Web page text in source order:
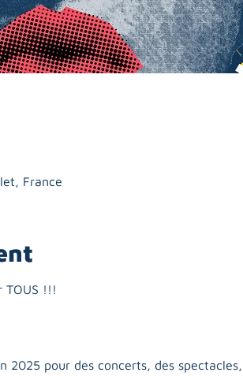
France
TOUS !!!
2025 pour des concerts, des